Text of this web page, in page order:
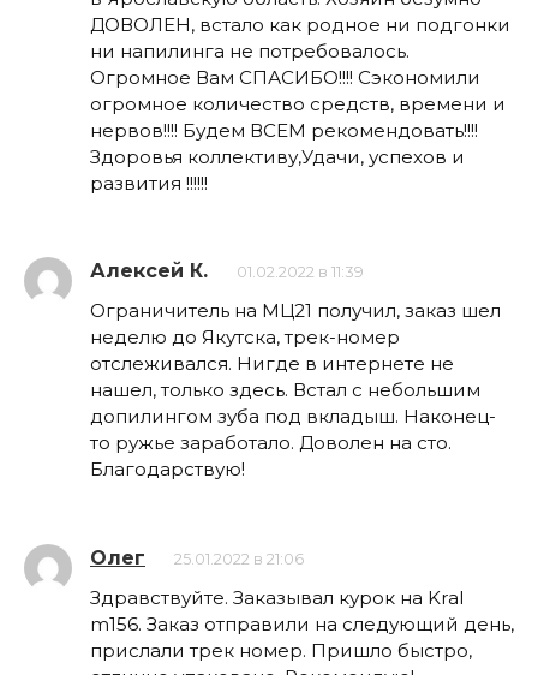
ДОВОЛЕН, встало как родное ни подгонки
ни напилинга не потребовалось.
Огромное Вам СПАСИБО!!!! Сэкономили
огромное количество средств, времени и
нервов!!!! Будем ВСЕМ рекомендовать!!!!
Здоровья коллективу,Удачи, успехов и
развития !!!!!!
Алексей К. 01.02.2022 в 11:39
Ограничитель на МЦ21 получил, заказ шел
неделю до Якутска, трек-номер
отслеживался. Нигде в интернете не
нашел, только здесь. Встал с небольшим
допилингом зуба под вкладыш. Наконец-
то ружье заработало. Доволен на сто.
Благодарствую!
Олег 25.01.2022 в 21:06
Здравствуйте. Заказывал курок на Kral
m156. Заказ отправили на следующий день,
прислали трек номер. Пришло быстро,